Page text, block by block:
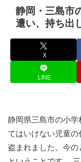
静岡・三島市
遭い、持ち出
X
LINE
静岡県三島市の小
てはいけない児童
盗まれました。今